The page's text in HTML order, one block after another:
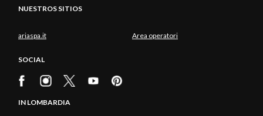
NUESTROS SITIOS
ariaspa.it Area operatori
SOCIAL
IN LOMBARDIA